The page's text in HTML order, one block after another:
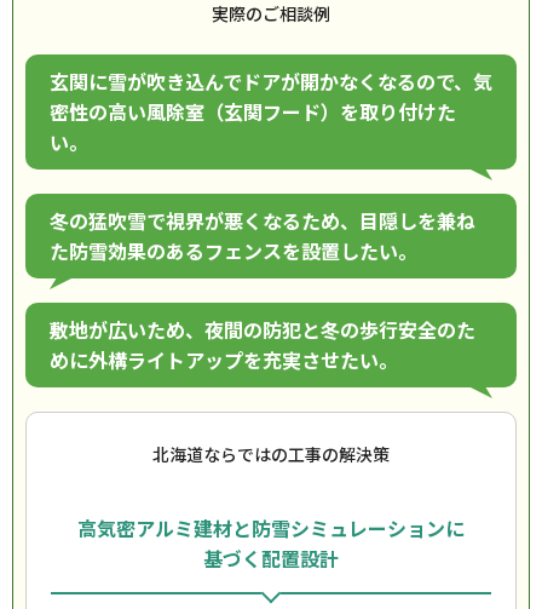
実際のご相談例
玄関に雪が吹き込んでドアが開かなくなるので、気
密性の高い風除室（玄関フード）を取り付けた
い。
冬の猛吹雪で視界が悪くなるため、目隠しを兼ね
た防雪効果のあるフェンスを設置したい。
敷地が広いため、夜間の防犯と冬の歩行安全のた
めに外構ライトアップを充実させたい。
北海道ならではの工事の解決策
高気密アルミ建材と防雪シミュレーションに
基づく配置設計